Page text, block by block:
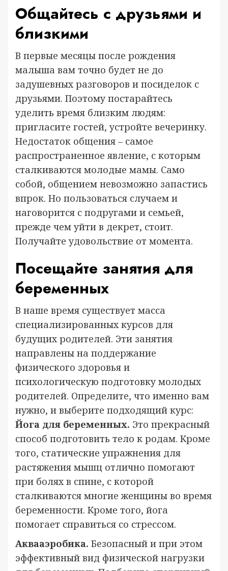
Общайтесь с друзьями и
близкими
В первые месяцы после рождения
малыша вам точно будет не до
задушевных разговоров и посиделок с
друзьями. Поэтому постарайтесь
уделить время близким людям:
пригласите гостей, устройте вечеринку.
Недостаток общения – самое
распространенное явление, с которым
сталкиваются молодые мамы. Само
собой, общением невозможно запастись
впрок. Но пользоваться случаем и
наговорится с подругами и семьей,
прежде чем уйти в декрет, стоит.
Получайте удовольствие от момента.
Посещайте занятия для
беременных
В наше время существует масса
специализированных курсов для
будущих родителей. Эти занятия
направлены на поддержание
физического здоровья и
психологическую подготовку молодых
родителей. Определите, что именно вам
нужно, и выберите подходящий курс:
Йога для беременных. Это прекрасный
способ подготовить тело к родам. Кроме
того, статические упражнения для
растяжения мышц отлично помогают
при болях в спине, с которой
сталкиваются многие женщины во время
беременности. Кроме того, йога
помогает справиться со стрессом.
Аквааэробика. Безопасный и при этом
эффективный вид физической нагрузки